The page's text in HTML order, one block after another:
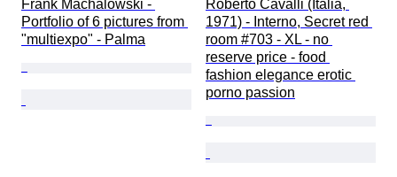
Frank Machalowski -
Portfolio of 6 pictures from
"multiexpo" - Palma
Roberto Cavalli (Italia,
1971) - Interno, Secret red
room #703 - XL - no
reserve price - food
fashion elegance erotic
porno passion